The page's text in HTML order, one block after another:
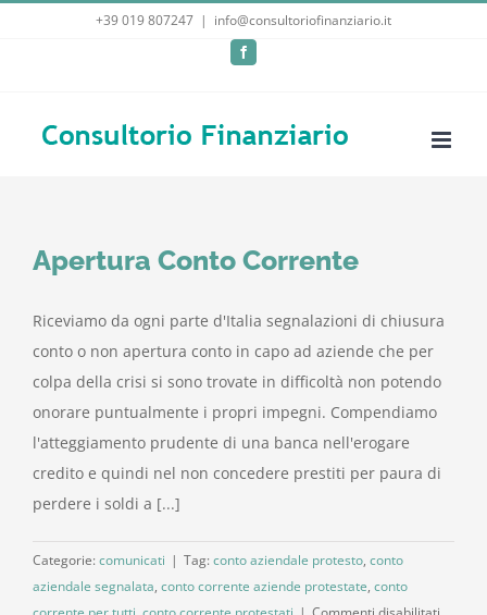
+39 019 807247 | info@consultoriofinanziario.it
Facebook
Apertura Conto Corrente
Riceviamo da ogni parte d'Italia segnalazioni di chiusura
conto o non apertura conto in capo ad aziende che per
colpa della crisi si sono trovate in difficoltà non potendo
onorare puntualmente i propri impegni. Compendiamo
l'atteggiamento prudente di una banca nell'erogare
credito e quindi nel non concedere prestiti per paura di
perdere i soldi a [...]
Categorie: comunicati | Tag: conto aziendale protesto, conto
aziendale segnalata, conto corrente aziende protestate, conto